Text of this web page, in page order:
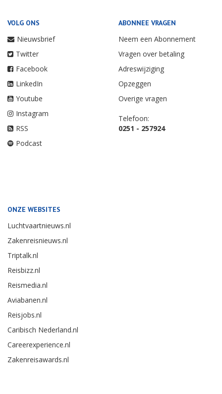
VOLG ONS
Nieuwsbrief
Twitter
Facebook
LinkedIn
Youtube
Instagram
RSS
Podcast
ABONNEE VRAGEN
Neem een Abonnement
Vragen over betaling
Adreswijziging
Opzeggen
Overige vragen
Telefoon:
0251 - 257924
ONZE WEBSITES
Luchtvaartnieuws.nl
Zakenreisnieuws.nl
Triptalk.nl
Reisbizz.nl
Reismedia.nl
Aviabanen.nl
Reisjobs.nl
Caribisch Nederland.nl
Careerexperience.nl
Zakenreisawards.nl